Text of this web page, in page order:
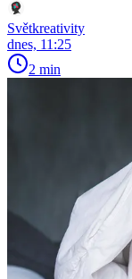
Světkreativity
dnes, 11:25
2 min